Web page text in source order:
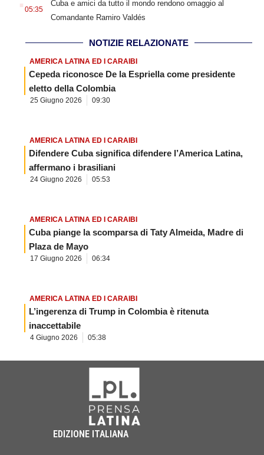
05:35
Cuba e amici da tutto il mondo rendono omaggio al
Comandante Ramiro Valdés
NOTIZIE RELAZIONATE
AMERICA LATINA ED I CARAIBI
Cepeda riconosce De la Espriella come presidente
eletto della Colombia
25 Giugno 2026 09:30
AMERICA LATINA ED I CARAIBI
Difendere Cuba significa difendere l’America Latina,
affermano i brasiliani
24 Giugno 2026 05:53
AMERICA LATINA ED I CARAIBI
Cuba piange la scomparsa di Taty Almeida, Madre di
Plaza de Mayo
17 Giugno 2026 06:34
AMERICA LATINA ED I CARAIBI
L’ingerenza di Trump in Colombia è ritenuta
inaccettabile
4 Giugno 2026 05:38
EDIZIONE ITALIANA